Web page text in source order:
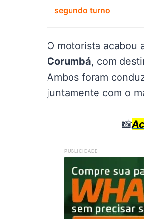
segundo turno
O motorista acabou
Corumbá, com
Ambos foram
juntamente com o
📸
PUBLICIDADE